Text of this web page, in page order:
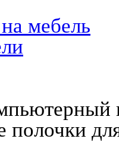
мебель
полочки